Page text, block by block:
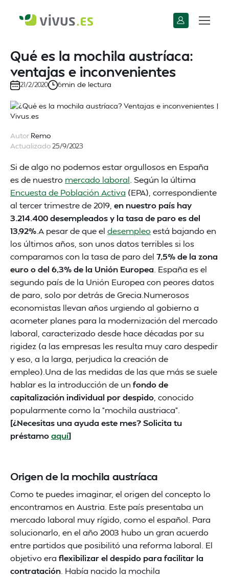
Qué es la mochila austríaca:
ventajas e inconvenientes
21/2/2020 6min de lectura
Autor Remo
Actualizado25/9/2023
Si de algo no podemos estar orgullosos en España
es de nuestro mercado laboral . Según la última
Encuesta de Población Activa (EPA), correspondiente
al tercer trimestre de 2019, en nuestro país hay
3.214.400 desempleados y la tasa de paro es del
13,92% .A pesar de que el desempleo está bajando en
los últimos años, son unos datos terribles si los
comparamos con la tasa de paro del 7,5% de la zona
euro o del 6,3% de la Unión Europea . España es el
segundo país de la Unión Europea con peores datos
de paro, solo por detrás de Grecia.Numerosos
economistas llevan años urgiendo al gobierno a
acometer planes para la modernización del mercado
laboral, caracterizado desde hace décadas por su
rigidez (a las empresas les resulta muy caro despedir
y eso, a la larga, perjudica la creación de
empleo).Una de las medidas de las que más se suele
hablar es la introducción de un fondo de
capitalización individual por despido , conocido
popularmente como la “mochila austriaca”.
[¿Necesitas una ayuda este mes? Solicita tu
préstamoaquí]
Origen de la mochila austríaca
Como te puedes imaginar, el origen del concepto lo
encontramos en Austria. Este país presentaba un
mercado laboral muy rígido, como el español. Para
solucionarlo, en el año 2003 hubo un gran acuerdo
entre partidos que posibilitó una reforma laboral. El
objetivo era flexibilizar el despido para facilitar la
contratación . Había nacido la mochila